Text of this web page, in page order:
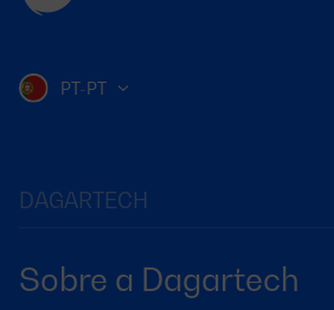
DAGARTECH
Sobre a Dagartech
PT-PT